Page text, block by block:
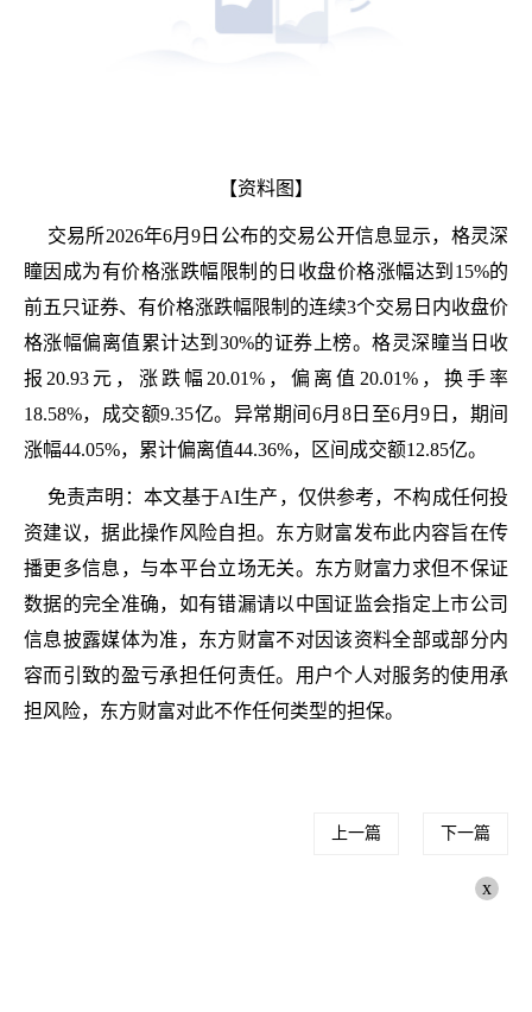
【资料图】
交易所2026年6月9日公布的交易公开信息显示，格灵深
瞳因成为有价格涨跌幅限制的日收盘价格涨幅达到15%的
前五只证券、有价格涨跌幅限制的连续3个交易日内收盘价
格涨幅偏离值累计达到30%的证券上榜。格灵深瞳当日收
报20.93元，涨跌幅20.01%，偏离值20.01%，换手率
18.58%，成交额9.35亿。异常期间6月8日至6月9日，期间
涨幅44.05%，累计偏离值44.36%，区间成交额12.85亿。
免责声明：本文基于AI生产，仅供参考，不构成任何投
资建议，据此操作风险自担。东方财富发布此内容旨在传
播更多信息，与本平台立场无关。东方财富力求但不保证
数据的完全准确，如有错漏请以中国证监会指定上市公司
信息披露媒体为准，东方财富不对因该资料全部或部分内
容而引致的盈亏承担任何责任。用户个人对服务的使用承
担风险，东方财富对此不作任何类型的担保。
上一篇 下一篇
x